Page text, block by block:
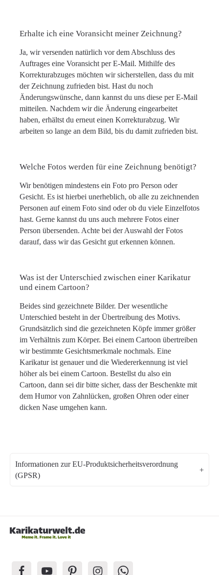
Erhalte ich eine Voransicht meiner Zeichnung?
Ja, wir versenden natürlich vor dem Abschluss des
Auftrages eine Voransicht per E-Mail. Mithilfe des
Korrekturabzuges möchten wir sicherstellen, dass du mit
der Zeichnung zufrieden bist. Hast du noch
Änderungswünsche, dann kannst du uns diese per E-Mail
mitteilen. Nachdem wir die Änderung eingearbeitet
haben, erhältst du erneut einen Korrekturabzug. Wir
arbeiten so lange an dem Bild, bis du damit zufrieden bist.
Welche Fotos werden für eine Zeichnung benötigt?
Wir benötigen mindestens ein Foto pro Person oder
Gesicht. Es ist hierbei unerheblich, ob alle zu zeichnenden
Personen auf einem Foto sind oder ob du viele Einzelfotos
hast. Gerne kannst du uns auch mehrere Fotos einer
Person übersenden. Achte bei der Auswahl der Fotos
darauf, dass wir das Gesicht gut erkennen können.
Was ist der Unterschied zwischen einer Karikatur
und einem Cartoon?
Beides sind gezeichnete Bilder. Der wesentliche
Unterschied besteht in der Übertreibung des Motivs.
Grundsätzlich sind die gezeichneten Köpfe immer größer
im Verhältnis zum Körper. Bei einem Cartoon übertreiben
wir bestimmte Gesichtsmerkmale nochmals. Eine
Karikatur ist genauer und die Wiedererkennung ist viel
höher als bei einem Cartoon. Bestellst du also ein
Cartoon, dann sei dir bitte sicher, dass der Beschenkte mit
dem Humor von Zahnlücken, großen Ohren oder einer
dicken Nase umgehen kann.
Informationen zur EU-Produktsicherheitsverordnung
(GPSR)